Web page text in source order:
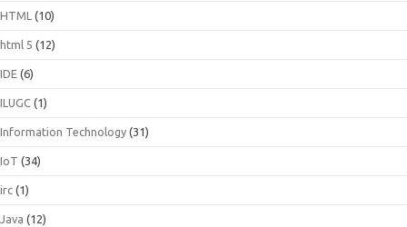
HTML (10)
html 5 (12)
IDE (6)
ILUGC (1)
Information Technology (31)
IoT (34)
irc (1)
Java (12)